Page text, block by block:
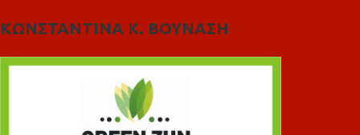
ΚΩΝΣΤΑΝΤΙΝΑ Κ. ΒΟΥΝΑΣΗ